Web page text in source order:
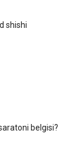
shishi
belgisi?